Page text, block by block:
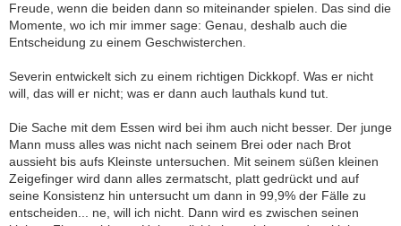
Freude, wenn die beiden dann so miteinander spielen. Das sind die
Momente, wo ich mir immer sage: Genau, deshalb auch die
Entscheidung zu einem Geschwisterchen.
Severin entwickelt sich zu einem richtigen Dickkopf. Was er nicht
will, das will er nicht; was er dann auch lauthals kund tut.
Die Sache mit dem Essen wird bei ihm auch nicht besser. Der junge
Mann muss alles was nicht nach seinem Brei oder nach Brot
aussieht bis aufs Kleinste untersuchen. Mit seinem süßen kleinen
Zeigefinger wird dann alles zermatscht, platt gedrückt und auf
seine Konsistenz hin untersucht um dann in 99,9% der Fälle zu
entscheiden... ne, will ich nicht. Dann wird es zwischen seinen